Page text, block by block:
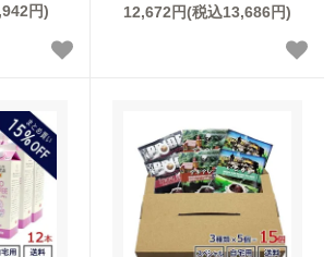
ウント
べて）
セレクトギフト
円) 12,672円(税込13,686円)